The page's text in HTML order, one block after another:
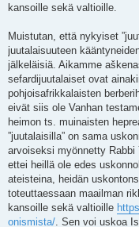
kansoille sekä valtioille.
Muistutan, että nykyiset
juutalaisuuteen
jälkeläisiä. Aikamme
sefardijuutalaiset ovat
pohjoisafrikkalaisten
eivät siis ole Vanhan
heimon ts. muinaisten
”juutalaisilla” on sama
arvoiseksi myönnetty Rabbi
ettei heillä ole edes
ateisteina, heidän
toteuttaessaan maailman
kansoille sekä valtioille
onismista/ . Sen voi uskoa